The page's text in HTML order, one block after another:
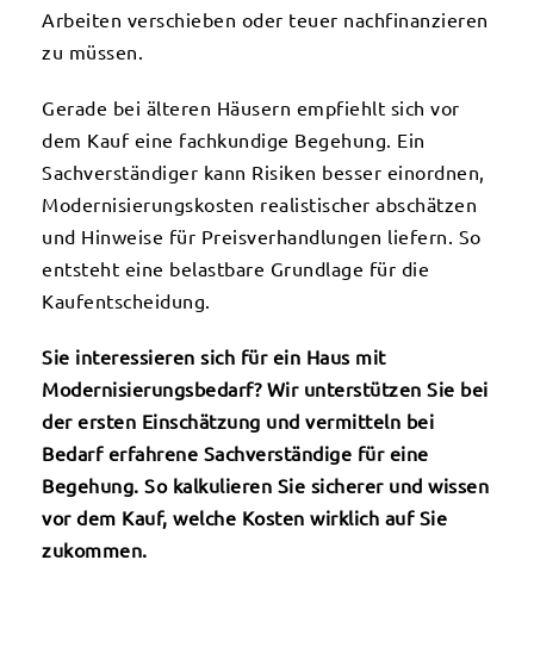
Arbeiten verschieben oder teuer nachfinanzieren
zu müssen.
Gerade bei älteren Häusern empfiehlt sich vor
dem Kauf eine fachkundige Begehung. Ein
Sachverständiger kann Risiken besser einordnen,
Modernisierungskosten realistischer abschätzen
und Hinweise für Preisverhandlungen liefern. So
entsteht eine belastbare Grundlage für die
Kaufentscheidung.
Sie interessieren sich für ein Haus mit
Modernisierungsbedarf? Wir unterstützen Sie bei
der ersten Einschätzung und vermitteln bei
Bedarf erfahrene Sachverständige für eine
Begehung. So kalkulieren Sie sicherer und wissen
vor dem Kauf, welche Kosten wirklich auf Sie
zukommen.